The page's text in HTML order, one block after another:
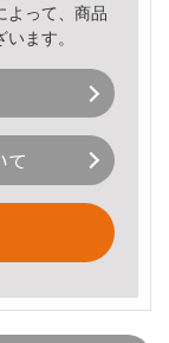
よって、商品
ます。
て